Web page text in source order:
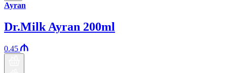
Ayran
Dr.Milk Ayran 200ml
0.45